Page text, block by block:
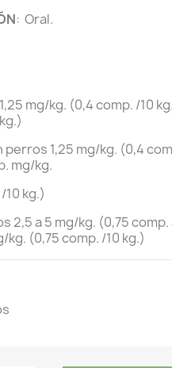
: Oral.
mg/kg. (0,4 comp. /10
1,25 mg/kg. (0,4
mg/kg.
10 kg.)
a 5 mg/kg. (0,75 comp.
kg. (0,75 comp. /10 kg.)